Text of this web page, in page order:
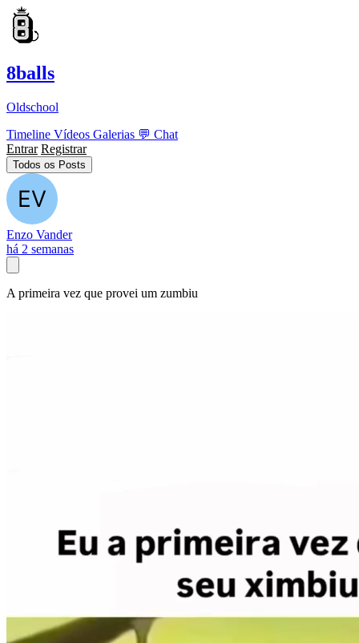
8balls
Oldschool
Timeline Vídeos Galerias 💬 Chat
Entrar Registrar
Todos os Posts
Enzo Vander
há 2 semanas
A primeira vez que provei um zumbiu